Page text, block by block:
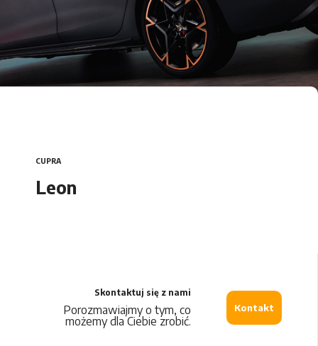
CUPRA
Leon
Skontaktuj się z nami
Porozmawiajmy o tym, co
możemy dla Ciebie zrobić.
Kontakt
DS Automobiles
MG
Car Detailing